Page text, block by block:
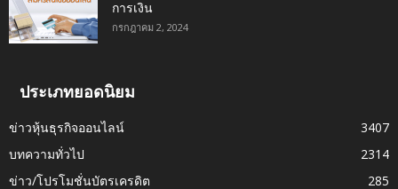
การเงิน
กรกฎาคม 2, 2024
ประเภทยอดนิยม
ข่าวหุ้นธุรกิจออนไลน์
3407
บทความทั่วไป
2314
ข่าว/โปรโมชั่นบัตรเครดิต
285